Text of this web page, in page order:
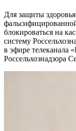
Для защиты
блокироваться на
систему
в эфире телеканала
Россельхознадзора